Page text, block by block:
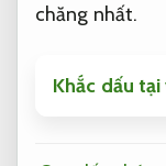
chăng nhất.
Khắc dấu